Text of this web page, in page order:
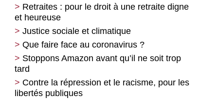
Retraites : pour le droit à une retraite digne
et heureuse
Justice sociale et climatique
Que faire face au coronavirus ?
Stoppons Amazon avant qu’il ne soit trop
tard
Contre la répression et le racisme, pour les
libertés publiques